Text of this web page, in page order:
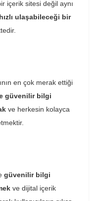
içerik sitesi değil aynı
ulaşabileceği bir
en çok merak ettiği
güvenilir bilgi
ve herkesin kolayca
güvenilir bilgi
ve dijital içerik